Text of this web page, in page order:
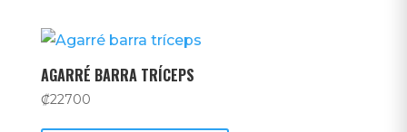
AGARRÉ BARRA TRÍCEPS
₡22700